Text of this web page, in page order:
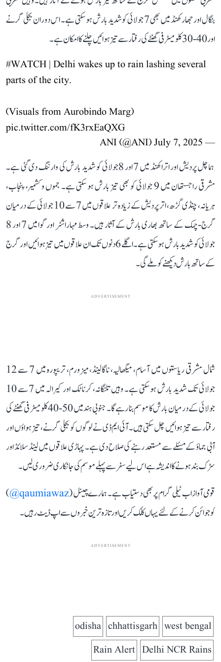
بنگال اور جھارکھنڈ میں بھی 7 جولائی کو شدید بارش ہو سکتی ہے۔ اس دوران بجلی گرنے
اور 40-30 کلومیٹر فی گھنٹے کی رفتار سے تیز ہوائیں چلنے کا امکان ہے۔
#WATCH | Delhi wakes up to rain lashing several
parts of the city.
(Visuals from Aurobindo Marg)
pic.twitter.com/fK3rxEaQXG
— ANI (@ANI)
July 7, 2025
ہماچل پردیش اور اتراکھنڈ میں 7 اور 8 جولائی کو شدید بارش کی وارننگ دی گئی ہے۔
مشرقی راجستھان میں 9 جولائی کو بھی تیز بارش ہو سکتی ہے۔ جموں و کشمیر، پنجاب،
ہریانہ، چنڈی گڑھ، اتر پردیش کے زیادہ تر علاقوں میں 7 سے 10 جولائی کے درمیان
گرج-چمک کے ساتھ بھاری بارش کے آثار ہیں۔ وسط مہاراشٹر اور گوا میں 7 اور 8
جولائی کو شدید بارش ہو سکتی ہے۔ اگلے 6 دنوں تک ان علاقوں میں تیز ہوائیں اور گرج
کے ساتھ بارش دیکھنے کو ملے گی۔
ADVERTISEMENT
شمال مشرقی ریاستوں میں آسام، میگھالیہ، ناگالینڈ، میزورم، تریپورہ میں 7 سے 12
جولائی تک شدید بارش ہو سکتی ہے۔ وہیں تلنگانہ، کرناٹک اور کیرالہ میں 7 سے 10
جولائی کے درمیان بارش کا موسم بنا رہے گا۔ جنوبی ہند میں 50-40 کلومیٹر فی گھنٹے کی
رفتار سے تیز ہوائیں چل سکتی ہیں۔ آئی ایم ڈی نے لوگوں کو بجلی گرنے، تیز ہواؤں اور
آبی جماؤ کے مسئلے سے مستعد رہنے کی صلاح دی ہے۔ پہاڑی علاقوں میں لینڈ سلائڈ اور
سڑک بند ہونے کا اندیشہ ہے اس لیے سفر سے پہلے موسم کی جانکاری ضروری لیں۔
قومی آواز اب ٹیلی گرام پر بھی دستیاب ہے۔ ہمارے چینل (qaumiawaz@
)
کو جوائن کرنے کے لئے یہاں کلک کریں اور تازہ ترین خبروں سے اپ ڈیٹ رہیں۔
ADVERTISEMENT
west bengal
chhattisgarh
odisha
Delhi NCR Rains
Rain Alert